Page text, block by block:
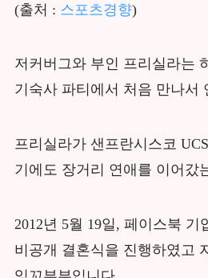
(출처 : 스포츠경향)
저커버그와 부인 프리실라는
기숙사 파티에서 처음 만나서
프리실라가 샌프란시스코
기에도 장거리 연애를 이어갔
2012년 5월 19일, 페이스북 기
비공개 결혼식을 진행하였고